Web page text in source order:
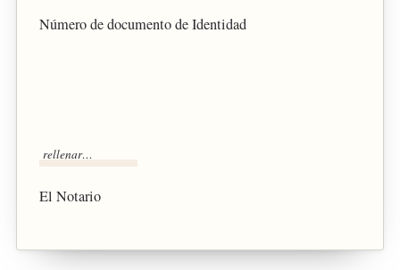
Número de documento de Identidad
El Notario